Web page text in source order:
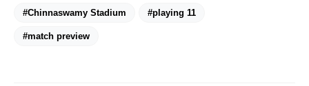
#Chinnaswamy Stadium #playing 11
#match preview